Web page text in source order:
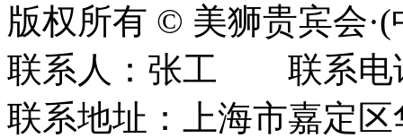
版权所有 © 美狮贵宾会
联系人：张工 联系电
联系地址：上海市嘉定